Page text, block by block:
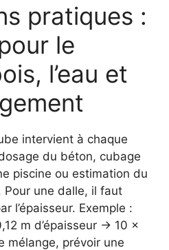
pratiques :
le
l’eau et
intervient à chaque
du béton, cubage
piscine ou estimation du
Pour une dalle, il faut
l’épaisseur. Exemple :
m d’épaisseur → 10 ×
mélange, prévoir une